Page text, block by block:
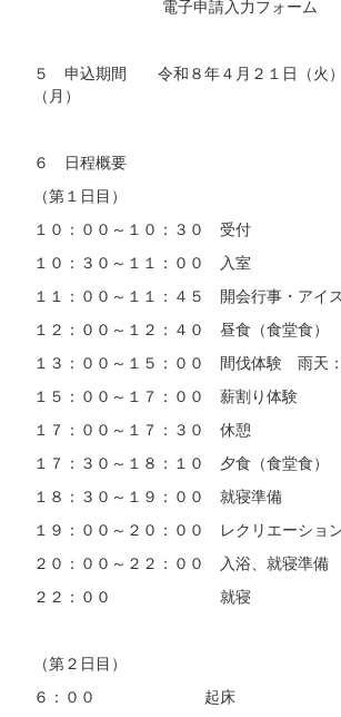
電子申請入力フォーム
５ 申込期間 令和８年４月２１日（火）
（月）
６ 日程概要
（第１日目
１０：００～１０：３０ 受付
１０：３０～１１：００ 入室
１１：００～１１：４５ 開会行事・アイ
１２：００～１２：４０ 昼食（食堂食）
１３：００～１５：００ 間伐体験 雨天
１５：００～１７：００ 薪割り体験
１７：００～１７：３０ 休憩
１７：３０～１８：１０ 夕食（食堂食）
１８：３０～１９：００ 就寝準備
１９：００～２０：００ レクリエーショ
２０：００～２２：００ 入浴、就寝準備
２２：００ 就寝
（第２日目）
６：００ 起床